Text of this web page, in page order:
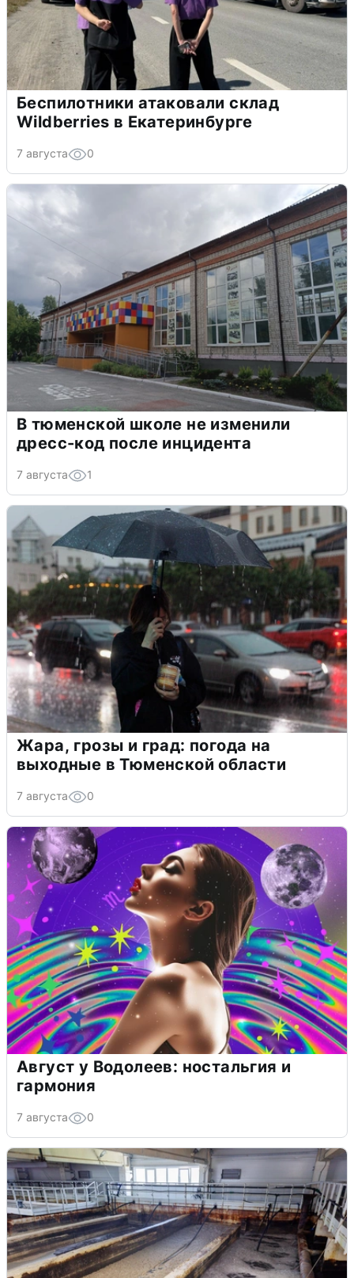
Беспилотники атаковали склад
Wildberries в Екатеринбурге
7 августа 0
В тюменской школе не изменили
дресс-код после инцидента
7 августа 1
Жара, грозы и град: погода на
выходные в Тюменской области
7 августа 0
Август у Водолеев: ностальгия и
гармония
7 августа 0